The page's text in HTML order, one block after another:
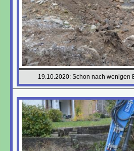
19.10.2020: Schon nach wenigen